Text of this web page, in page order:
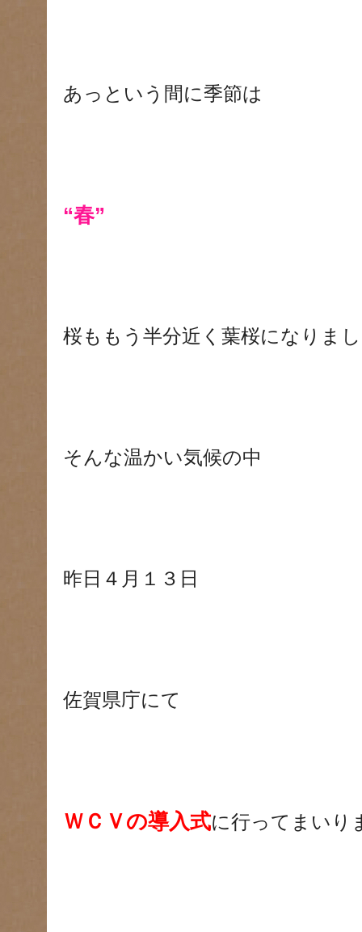
あっという間に季節は
“春”
桜ももう半分近く葉桜になりま
そんな温かい気候の中
昨日４月１３日
佐賀県庁にて
ＷＣＶの導入式に行ってまいり